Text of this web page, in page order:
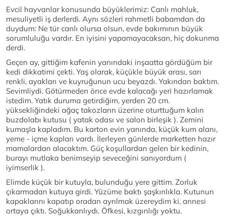
Evcil hayvanlar konusunda büyüklerimiz: Canlı mahluk,
mesuliyetli iş derlerdi. Aynı sözleri rahmetli babamdan da
duydum: Ne tür canlı olursa olsun, evde bakımının büyük
sorumluluğu vardır. En iyisini yapamayacaksan, hiç dokunma
derdi.
Geçen ay, gittiğim kafenin yanındaki inşaatta gördüğüm bir
kedi dikkatimi çekti. Yaş olarak, küçükle büyük arası, sarı
renkli, ayakları ve kuyruğunun ucu beyazdı. Yakından baktım.
Sevimliydi. Götürmeden önce evde kalacağı yeri hazırlamak
istedim. Yatık duruma getirdiğim, yerden 20 cm.
yüksekliğindeki ağaç takozların üzerine oturttuğum kalın
buzdolabı kutusu ( yatak odası ve salon birleşik ). Zemini
kumaşla kapladım. Bu karton evin yanında, küçük kum alanı,
yeme - içme kapları vardı. İlerleyen günlerde marketten hazır
mamalardan alacaktım. Güç koşullardan gelen bir kedinin,
burayı mutlaka benimseyip seveceğini sanıyordum (
iyimserlik ).
Elimde küçük bir kutuyla, bulunduğu yere gittim. Zorluk
çıkarmadan kutuya girdi. Yüzüme baktı şaşkınlıkla. Kutunun
kapaklarını kapatıp oradan ayrılmak üzereydim ki, annesi
ortaya çıktı. Soğukkanlıydı. Öfkesi, kızgınlığı yoktu.